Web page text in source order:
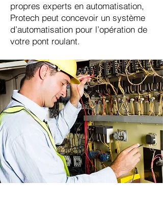
propres experts en automatisation,
Protech peut concevoir un système
d’automatisation pour l’opération de
votre pont roulant.